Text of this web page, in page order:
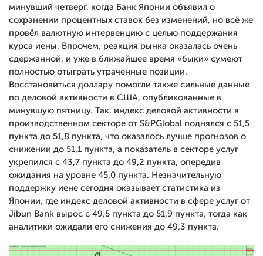
минувший четверг, когда Банк Японии объявил о
сохранении процентных ставок без изменений, но всё же
провёл валютную интервенцию с целью поддержания
курса иены. Впрочем, реакция рынка оказалась очень
сдержанной, и уже в ближайшее время «быки» сумеют
полностью отыграть утраченные позиции.
Восстановиться доллару помогли также сильные данные
по деловой активности в США, опубликованные в
минувшую пятницу. Так, индекс деловой активности в
производственном секторе от S&PGlobal поднялся с 51,5
пункта до 51,8 пункта, что оказалось лучше прогнозов о
снижении до 51,1 пункта, а показатель в секторе услуг
укрепился с 43,7 пункта до 49,2 пункта, опередив
ожидания на уровне 45,0 пункта. Незначительную
поддержку иене сегодня оказывает статистика из
Японии, где индекс деловой активности в сфере услуг от
Jibun Bank вырос с 49,5 пункта до 51,9 пункта, тогда как
аналитики ожидали его снижения до 49,3 пункта.